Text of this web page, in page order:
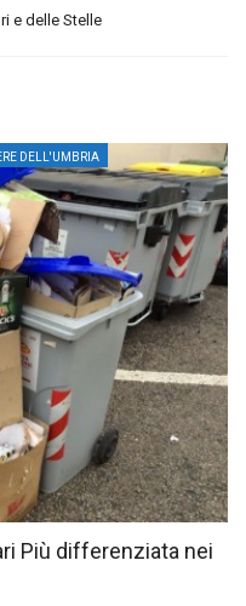
e delle Stelle
DELL'UMBRIA
Più differenziata nei